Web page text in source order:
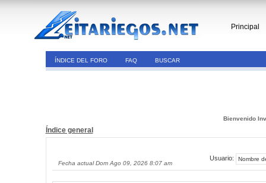
Principal
ÍNDICE DEL FORO FAQ BUSCAR
Bienvenido
Índice general
Fecha actual Dom Ago 09, 2026 8:07 am
Usuario: